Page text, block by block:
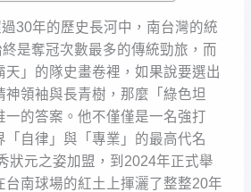
30年的歷史長河中，南台灣的統
是奪冠次數最多的傳統勁旅，而
天」的隊史畫卷裡，如果說要選出
神領袖與長青樹，那麼「綠色坦
一的答案。他不僅僅是一名強打
「自律」與「專業」的最高代名
狀元之姿加盟，到2024年正式舉
台南球場的紅土上揮灑了整整20年